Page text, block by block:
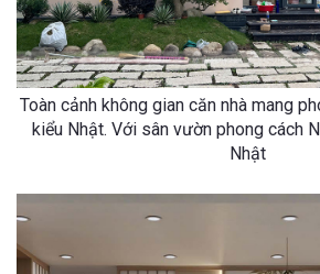
Toàn cảnh không gian căn nhà mang
kiểu Nhật. Với sân vườn phong cách
Nhật